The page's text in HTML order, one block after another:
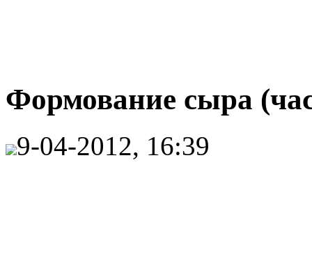
Формование сыра
9-04-2012, 16:39